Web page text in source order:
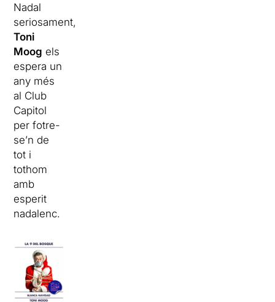
Nadal
seriosament,
Toni
Moog els
espera un
any més
al Club
Capitol
per fotre-
se’n de
tot i
tothom
amb
esperit
nadalenc.